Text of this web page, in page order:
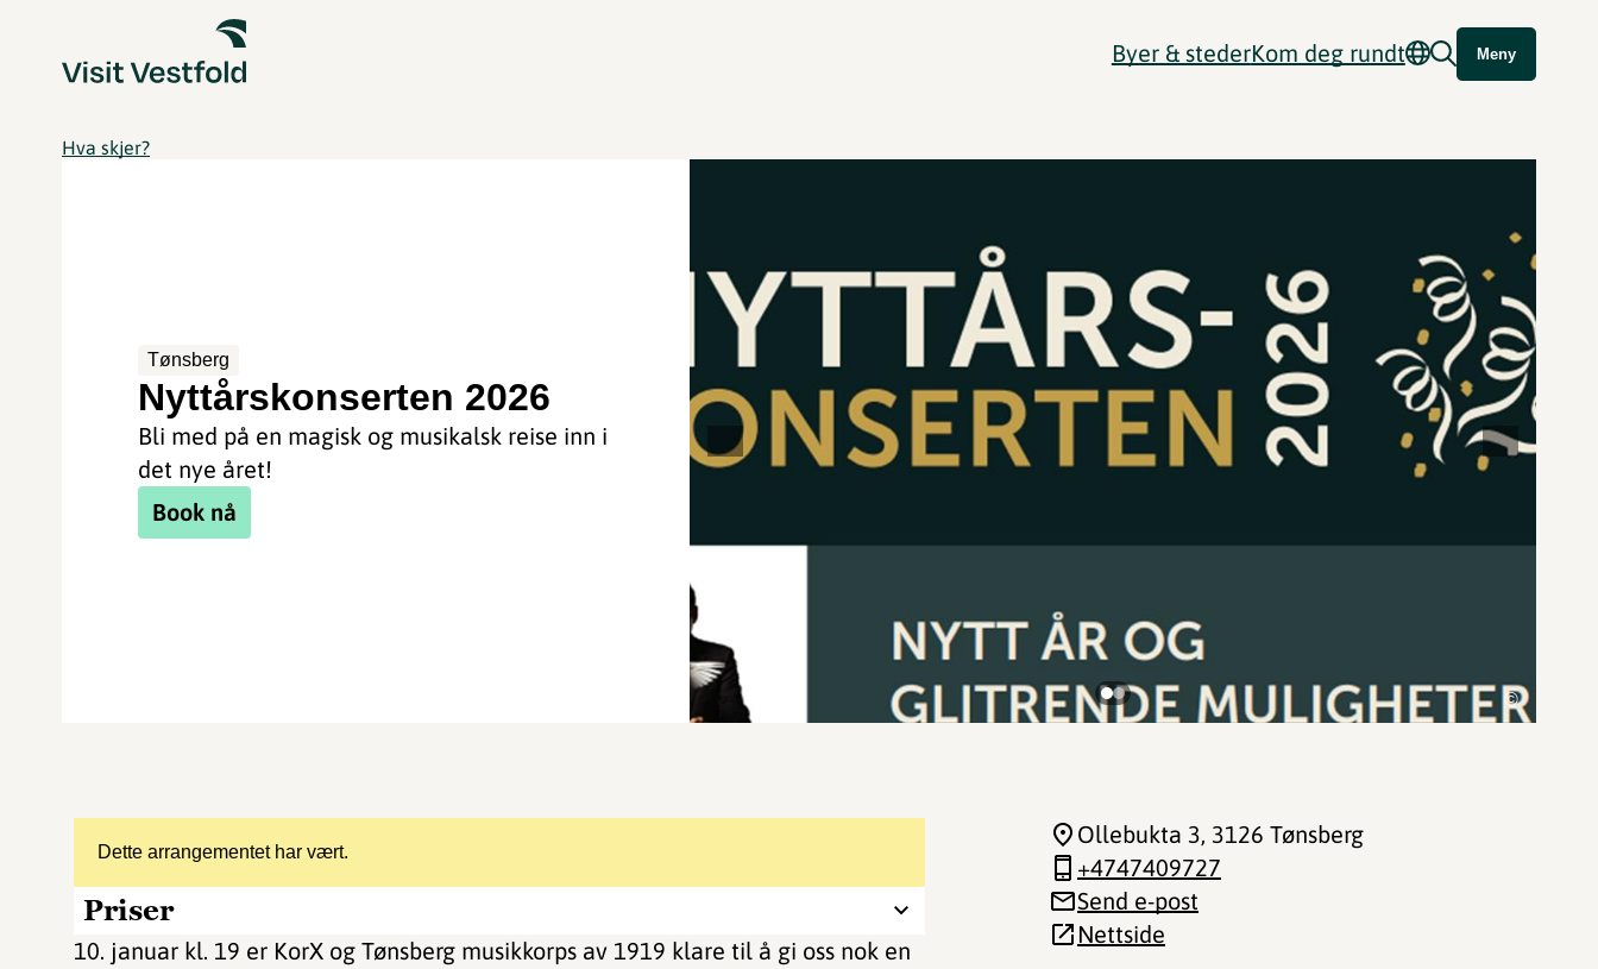
Byer & stederKom deg rundt Meny
Hva skjer?
Tønsberg
Nyttårskonserten 2026
Bli med på en magisk og musikalsk reise inn i
det nye året!
Book nå
©
Dette arrangementet har vært.
Priser
10. januar kl. 19 er KorX og Tønsberg musikkorps av 1919 klare til å gi oss nok en
Ollebukta 3, 3126 Tønsberg
+4747409727
Send e-post
Nettside